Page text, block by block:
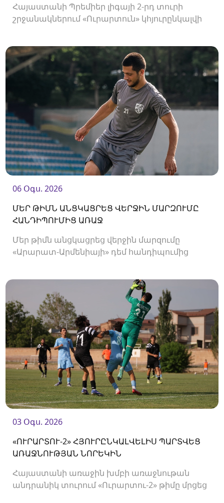
Հայաստանի Պրեմիեր լիգայի 2-րդ տուրի
շրջանակներում «Ուրարտուն» կհյուրընկալվի
06 Օգս. 2026
ՄԵՐ ԹԻՄՆ ԱՆՑԿԱՑՐԵՑ ՎԵՐՋԻՆ ՄԱՐԶՈՒՄԸ
ՀԱՆԴԻՊՈՒՄԻՑ ԱՌԱՋ
Մեր թիմն անցկացրեց վերջին մարզումը
«Արարատ-Արմենիայի» դեմ հանդիպումից
03 Օգս. 2026
«ՈՒՐԱՐՏՈՒ-2» ՀՅՈՒՐԸՆԿԱԼՎԵԼԻՍ ՊԱՐՏՎԵՑ
ԱՌԱՋՆՈՒԹՅԱՆ ՆՈՐԵԿԻՆ
Հայաստանի առաջին խմբի առաջնութան
անդրանիկ տուրում «Ուրարտու-2» թիմը մրցեց